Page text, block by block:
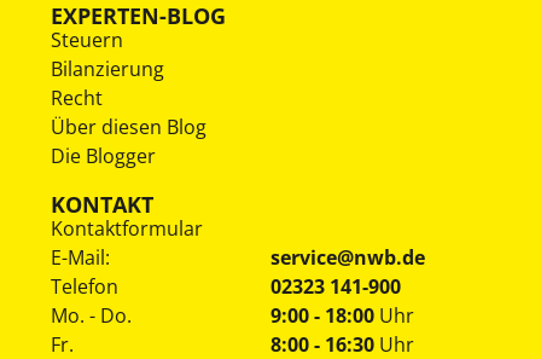
EXPERTEN-BLOG
Steuern
Bilanzierung
Recht
Über diesen Blog
Die Blogger
KONTAKT
Kontaktformular
E-Mail:
service@nwb.de
Telefon
02323 141-900
Mo. - Do.
Fr.
9:00 - 18:00 Uhr
8:00 - 16:30 Uhr